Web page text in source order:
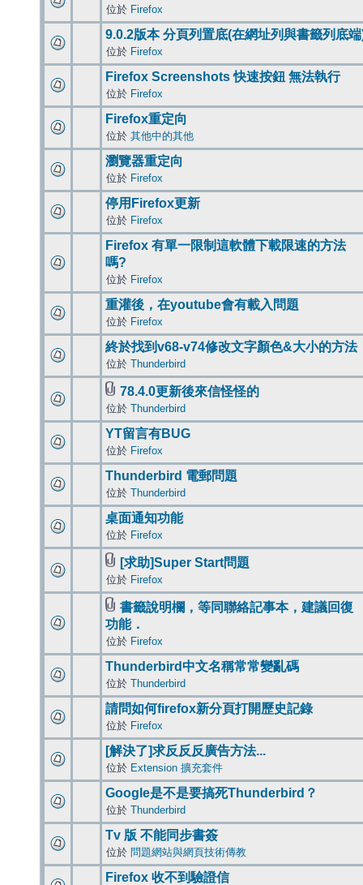
位於 Firefox
9.0.2版本 分頁列置底(在網址列與書籤列底
位於 Firefox
Firefox Screenshots 快速按鈕 無法執行
位於 Firefox
Firefox重定向
位於 其他中的其他
瀏覽器重定向
位於 Firefox
停用Firefox更新
位於 Firefox
Firefox 有單一限制這軟體下載限速的方法
嗎?
位於 Firefox
重灌後，在youtube會有載入問題
位於 Firefox
終於找到v68-v74修改文字顏色&大小的方法
位於 Thunderbird
78.4.0更新後來信怪怪的
位於 Thunderbird
YT留言有BUG
位於 Firefox
Thunderbird 電郵問題
位於 Thunderbird
桌面通知功能
位於 Firefox
[求助]Super Start問題
位於 Firefox
書籤說明欄，等同聯絡記事本，建議回復
功能．
位於 Firefox
Thunderbird中文名稱常常變亂碼
位於 Thunderbird
請問如何firefox新分頁打開歷史記錄
位於 Firefox
[解決了]求反反反廣告方法...
位於 Extension 擴充套件
Google是不是要搞死Thunderbird？
位於 Thunderbird
Tv 版 不能同步書簽
位於 問題網站與網頁技術傳教
Firefox 收不到驗證信